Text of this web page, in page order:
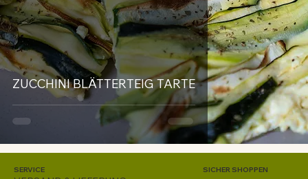
ZUCCHINI BLÄTTERTEIG TARTE
SERVICE SICHER SHOPPEN